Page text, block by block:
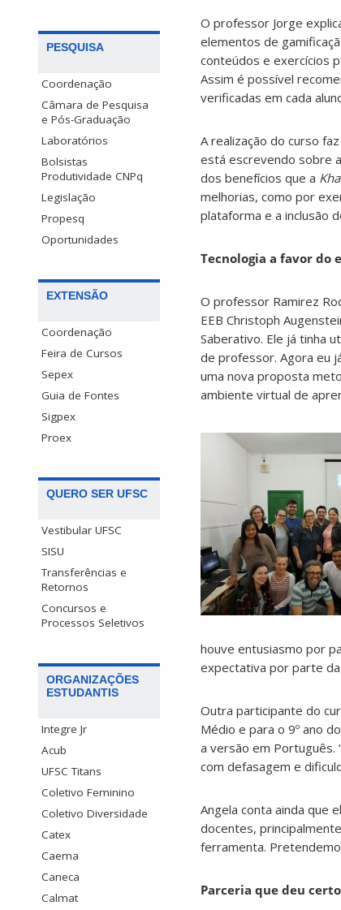
PESQUISA
Coordenação
Câmara de Pesquisa
e Pós-Graduação
Laboratórios
Bolsistas
Produtividade CNPq
Legislação
Propesq
Oportunidades
EXTENSÃO
Coordenação
Feira de Cursos
Sepex
Guia de Fontes
Sigpex
Proex
QUERO SER UFSC
Vestibular UFSC
SISU
Transferências e
Retornos
Concursos e
Processos Seletivos
ORGANIZAÇÕES
ESTUDANTIS
Integre Jr
Acub
UFSC Titans
Coletivo Feminino
Coletivo Diversidade
Catex
Caema
Caneca
Calmat
O professor Jorge
elementos de
conteúdos e exercícios
Assim é possível
verificadas em cada
A realização do curso
está escrevendo sobre
dos benefícios que a
melhorias, como por
plataforma e a inclusão
Tecnologia a favor do
O professor Ramirez
EEB Christoph
Saberativo. Ele já tinha
de professor. Agora eu
uma nova proposta
ambiente virtual de
houve entusiasmo por
expectativa por parte
Outra participante do
Médio e para o 9º ano
a versão em Português.
com defasagem e
Angela conta ainda que
docentes,
ferramenta.
Parceria que deu certo